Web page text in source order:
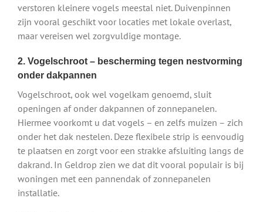
verstoren kleinere vogels meestal niet. Duivenpinnen
zijn vooral geschikt voor locaties met lokale overlast,
maar vereisen wel zorgvuldige montage.
2. Vogelschroot – bescherming tegen nestvorming
onder dakpannen
Vogelschroot, ook wel vogelkam genoemd, sluit
openingen af onder dakpannen of zonnepanelen.
Hiermee voorkomt u dat vogels – en zelfs muizen – zich
onder het dak nestelen. Deze flexibele strip is eenvoudig
te plaatsen en zorgt voor een strakke afsluiting langs de
dakrand. In Geldrop zien we dat dit vooral populair is bij
woningen met een pannendak of zonnepanelen
installatie.